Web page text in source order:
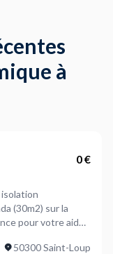
à
0 €
(30m2) sur la
50300 Saint-Loup